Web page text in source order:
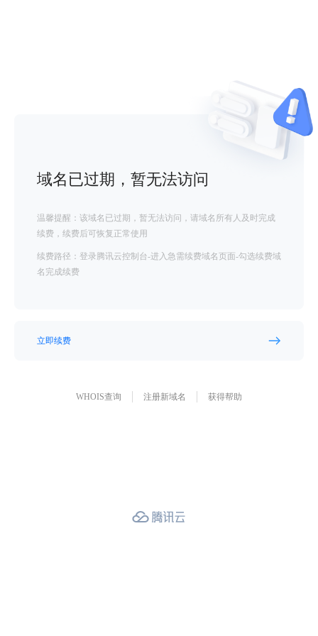
域名已过期，暂无法访问
温馨提醒：该域名已过期，暂无法访问，请域名所有人及时完成
续费，续费后可恢复正常使用
续费路径：登录腾讯云控制台-进入急需续费域名页面-勾选续费域
名完成续费
立即续费
WHOIS查询 注册新域名 获得帮助